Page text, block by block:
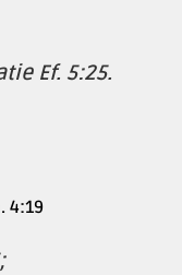
Ef. 5:25.
4:19